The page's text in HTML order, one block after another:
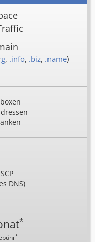
, .info, .biz, .name)
DNS)
*
*